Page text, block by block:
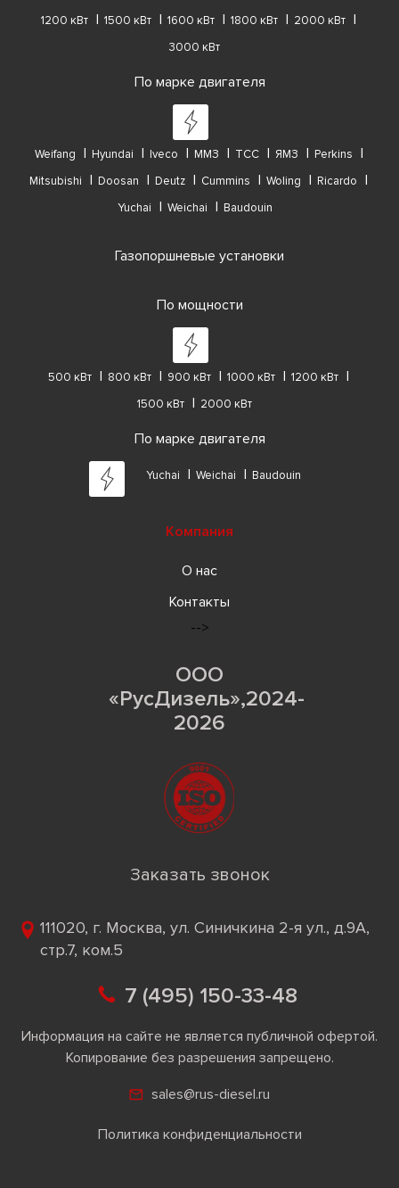
1200 кВт
1500 кВт 1600 кВт 1800 кВт
2000 кВт
3000 кВт
По марке двигателя
Weifang Hyundai Iveco ММЗ ТСС ЯМЗ
Perkins
Mitsubishi
Doosan Deutz Cummins Woling
Ricardo
Yuchai
Weichai Baudouin
Газопоршневые установки
По мощности
500 кВт 800 кВт 900 кВт 1000 кВт
1200 кВт
1500 кВт
2000 кВт
По марке двигателя
Yuchai Weichai Baudouin
Компания
О нас
Контакты
-->
ООО
«РусДизель»,2024-
2026
Заказать звонок
111020, г. Москва, ул. Синичкина 2-я ул., д.9А,
стр.7, ком.5
7 (495) 150-33-48
Информация на сайте не является публичной офертой.
Копирование без разрешения запрещено.
sales@rus-diesel.ru
Политика конфиденциальности